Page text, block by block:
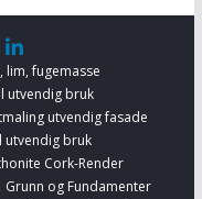
lim, fugemasse
utvendig bruk
utvendig fasade
utvendig bruk
Cork-Render
Grunn og Fundamenter